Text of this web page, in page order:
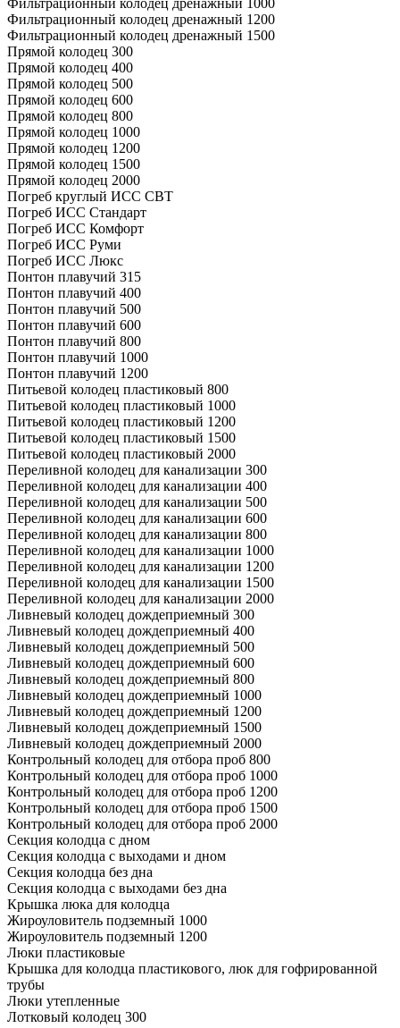
Фильтрационный колодец дренажный 1000
Фильтрационный колодец дренажный 1200
Фильтрационный колодец дренажный 1500
Прямой колодец 300
Прямой колодец 400
Прямой колодец 500
Прямой колодец 600
Прямой колодец 800
Прямой колодец 1000
Прямой колодец 1200
Прямой колодец 1500
Прямой колодец 2000
Погреб круглый ИСС СВТ
Погреб ИСС Стандарт
Погреб ИСС Комфорт
Погреб ИСС Руми
Погреб ИСС Люкс
Понтон плавучий 315
Понтон плавучий 400
Понтон плавучий 500
Понтон плавучий 600
Понтон плавучий 800
Понтон плавучий 1000
Понтон плавучий 1200
Питьевой колодец пластиковый 800
Питьевой колодец пластиковый 1000
Питьевой колодец пластиковый 1200
Питьевой колодец пластиковый 1500
Питьевой колодец пластиковый 2000
Переливной колодец для канализации 300
Переливной колодец для канализации 400
Переливной колодец для канализации 500
Переливной колодец для канализации 600
Переливной колодец для канализации 800
Переливной колодец для канализации 1000
Переливной колодец для канализации 1200
Переливной колодец для канализации 1500
Переливной колодец для канализации 2000
Ливневый колодец дождеприемный 300
Ливневый колодец дождеприемный 400
Ливневый колодец дождеприемный 500
Ливневый колодец дождеприемный 600
Ливневый колодец дождеприемный 800
Ливневый колодец дождеприемный 1000
Ливневый колодец дождеприемный 1200
Ливневый колодец дождеприемный 1500
Ливневый колодец дождеприемный 2000
Контрольный колодец для отбора проб 800
Контрольный колодец для отбора проб 1000
Контрольный колодец для отбора проб 1200
Контрольный колодец для отбора проб 1500
Контрольный колодец для отбора проб 2000
Секция колодца с дном
Секция колодца с выходами и дном
Секция колодца без дна
Секция колодца с выходами без дна
Крышка люка для колодца
Жироуловитель подземный 1000
Жироуловитель подземный 1200
Люки пластиковые
Крышка для колодца пластикового, люк для гофрированной
трубы
Люки утепленные
Лотковый колодец 300